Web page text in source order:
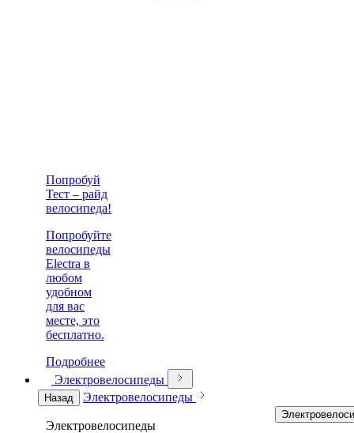
Попробуй
Тест – райд
велосипеда!
Попробуйте
велосипеды
Electra в
любом
удобном
для вас
месте, это
бесплатно.
Подробнее
Электровелосипеды
Назад Электровелосипеды
Электровелосипеды